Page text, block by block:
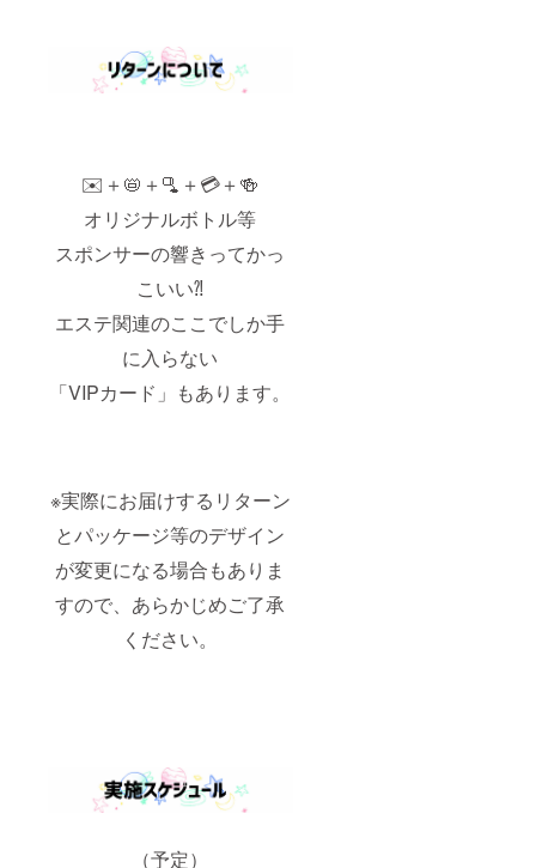
✉️＋📛＋🫗＋💳＋🍻
オリジナルボトル等
スポンサーの響きってかっ
こいい⁈
エステ関連のここでしか手
に入らない
「VIPカード」もあります。
※実際にお届けするリターン
とパッケージ等のデザイン
が変更になる場合もありま
すので、あらかじめご了承
ください。
（予定）